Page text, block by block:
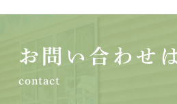
お問い合わせ
contact